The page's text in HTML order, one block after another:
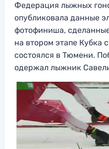
Федерация лыжных
опубликовала данные
фотофиниша,
на втором этапе Кубка
состоялся в Тюмени.
одержал лыжник